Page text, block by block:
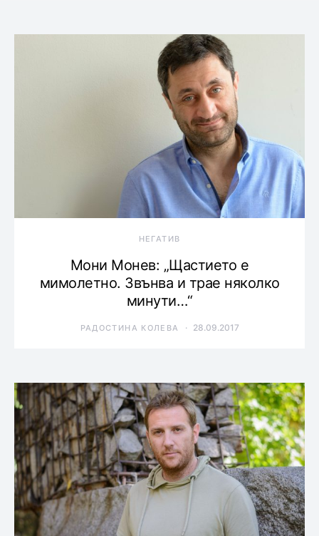
НЕГАТИВ
Мони Монев: „Щастието е
мимолетно. Звънва и трае няколко
минути…“
РАДОСТИНА КОЛЕВА 28.09.2017